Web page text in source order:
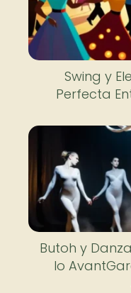
Swing y
Perfecta
Butoh y
lo